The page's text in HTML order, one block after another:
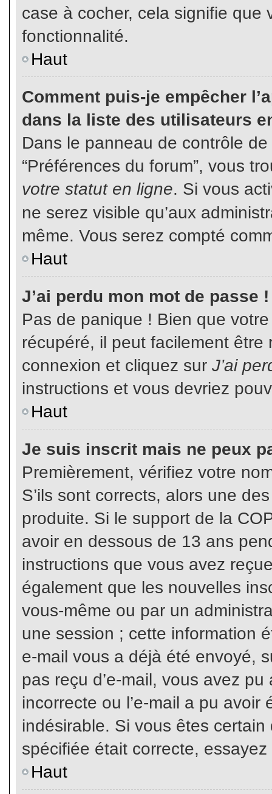
case à cocher, cela signifie que
fonctionnalité.
Haut
Comment puis-je empêcher
dans la liste des utilisateurs
Dans le panneau de contrôle
“Préférences du forum”, vous
votre statut en ligne. Si vous
ne serez visible qu’aux
même. Vous serez compté
Haut
J’ai perdu mon mot de passe !
Pas de panique ! Bien que
récupéré, il peut facilement
connexion et cliquez sur J’ai
instructions et vous devriez
Haut
Je suis inscrit mais ne peux
Premièrement, vérifiez votre
S’ils sont corrects, alors une
produite. Si le support de la
avoir en dessous de 13 ans
instructions que vous avez
également que les nouvelles
vous-même ou par un
une session ; cette information
e-mail vous a déjà été envoyé,
pas reçu d’e-mail, vous avez
incorrecte ou l’e-mail a pu
indésirable. Si vous êtes
spécifiée était correcte,
Haut